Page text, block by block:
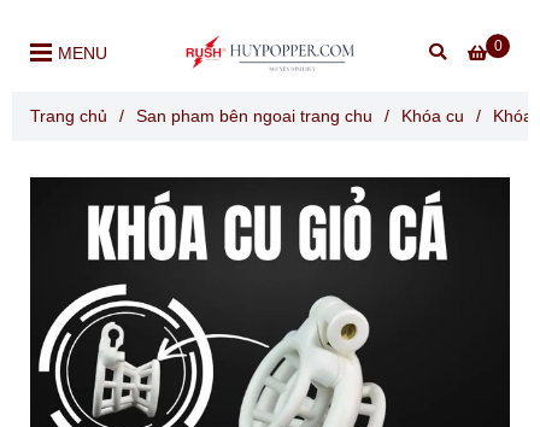
0
MENU
Trang chủ / San pham bên ngoai trang chu / Khóa cu / Khóa